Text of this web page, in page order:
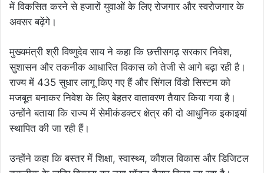
में विकसित करने से हजारों युवाओं के लिए रोजगार और स्वरोजगार के
अवसर बढ़ेंगे।
मुख्यमंत्री श्री विष्णुदेव साय ने कहा कि छत्तीसगढ़ सरकार निवेश,
सुशासन और तकनीक आधारित विकास को तेजी से आगे बढ़ा रही है।
राज्य में 435 सुधार लागू किए गए हैं और सिंगल विंडो सिस्टम को
मजबूत बनाकर निवेश के लिए बेहतर वातावरण तैयार किया गया है।
उन्होंने बताया कि राज्य में सेमीकंडक्टर क्षेत्र की दो आधुनिक इकाइयां
स्थापित की जा रही हैं।
उन्होंने कहा कि बस्तर में शिक्षा, स्वास्थ्य, कौशल विकास और डिजिटल